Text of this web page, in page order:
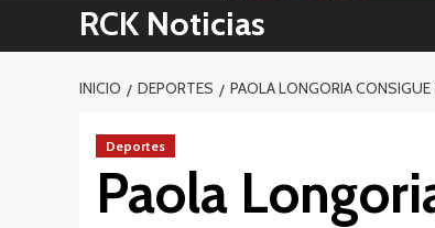
RCK Noticias
INICIO DEPORTES PAOLA LONGORIA
Deportes
Paola